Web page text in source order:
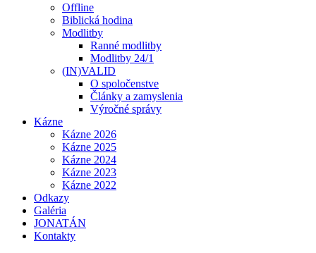
Offline
Biblická hodina
Modlitby
Ranné modlitby
Modlitby 24/1
(IN)VALID
O spoločenstve
Články a zamyslenia
Výročné správy
Kázne
Kázne 2026
Kázne 2025
Kázne 2024
Kázne 2023
Kázne 2022
Odkazy
Galéria
JONATÁN
Kontakty